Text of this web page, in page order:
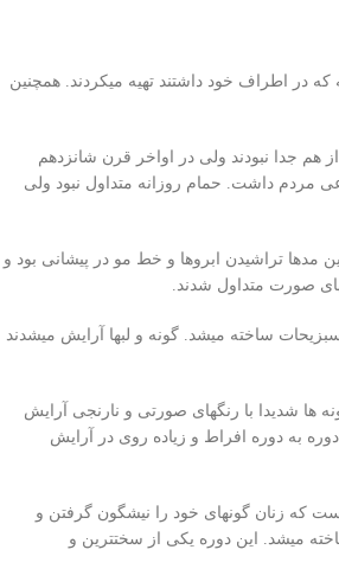
در اطراف خود داشتند تهیه میکردند. همچنین
جدا نبودند ولی در اواخر قرن شانزدهم
مردم داشت. حمام روزانه متداول نبود ولی
مدها تراشیدن ابروها و خط مو در پیشانی بود و
ساخته میشد. گونه و لبها آرایش میشدند
و گونه ها شدیدا با رنگهای صورتی و نارنجی آرایش
به دوره افراط و زیاده روی در آرایش
که زنان گونهای خود را نیشگون گرفتن و
میشد. این دوره یکی از سختترین و